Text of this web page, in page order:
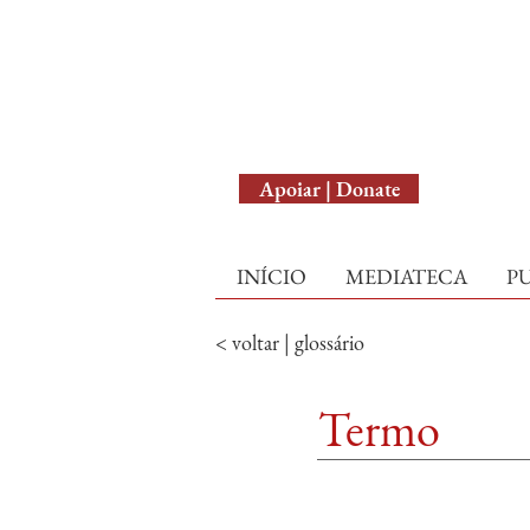
Apoiar | Donate
INÍCIO MEDIATECA
< voltar | glossário
Termo